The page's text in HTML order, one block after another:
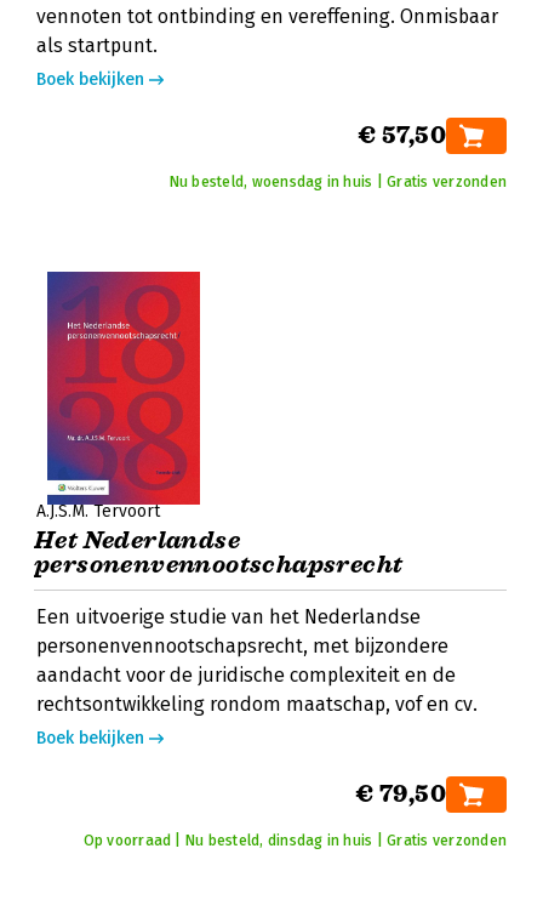
vennoten tot ontbinding en vereffening. Onmisbaar
als startpunt.
Boek bekijken
€ 57,50
Nu besteld, woensdag in huis | Gratis verzonden
A.J.S.M. Tervoort
Het Nederlandse
personenvennootschapsrecht
Een uitvoerige studie van het Nederlandse
personenvennootschapsrecht, met bijzondere
aandacht voor de juridische complexiteit en de
rechtsontwikkeling rondom maatschap, vof en cv.
Boek bekijken
€ 79,50
Op voorraad | Nu besteld, dinsdag in huis | Gratis verzonden